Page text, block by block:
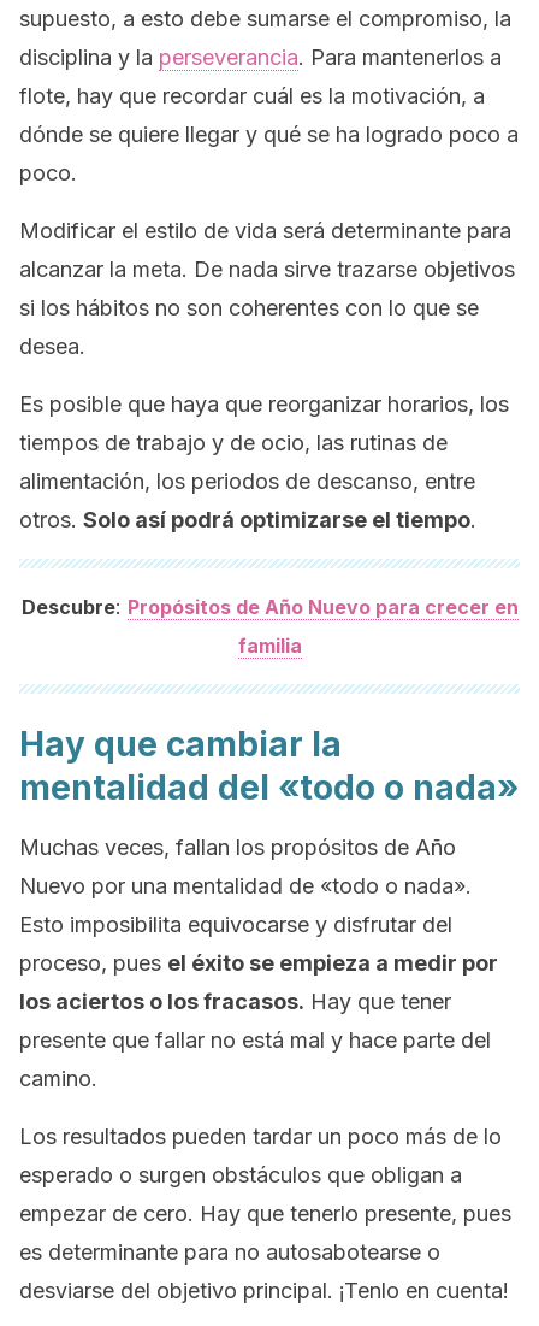
supuesto, a esto debe sumarse el compromiso, la
disciplina y la perseverancia. Para mantenerlos a
flote, hay que recordar cuál es la motivación, a
dónde se quiere llegar y qué se ha logrado poco a
poco.
Modificar el estilo de vida será determinante para
alcanzar la meta. De nada sirve trazarse objetivos
si los hábitos no son coherentes con lo que se
desea.
Es posible que haya que reorganizar horarios, los
tiempos de trabajo y de ocio, las rutinas de
alimentación, los periodos de descanso, entre
otros. Solo así podrá optimizarse el tiempo.
Descubre: Propósitos de Año Nuevo para crecer en
familia
Hay que cambiar la
mentalidad del «todo o nada»
Muchas veces, fallan los propósitos de Año
Nuevo por una mentalidad de «todo o nada».
Esto imposibilita equivocarse y disfrutar del
proceso, pues el éxito se empieza a medir por
los aciertos o los fracasos. Hay que tener
presente que fallar no está mal y hace parte del
camino.
Los resultados pueden tardar un poco más de lo
esperado o surgen obstáculos que obligan a
empezar de cero. Hay que tenerlo presente, pues
es determinante para no autosabotearse o
desviarse del objetivo principal. ¡Tenlo en cuenta!